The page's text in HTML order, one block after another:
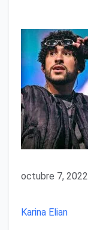
octubre 7, 2022
Karina Elian